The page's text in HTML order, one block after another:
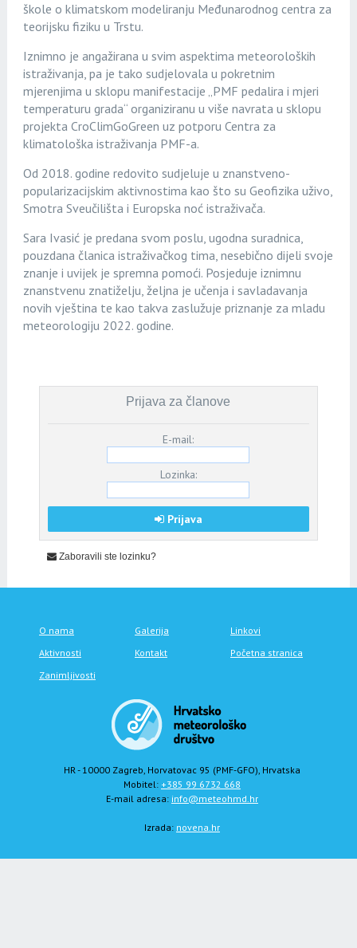
škole o klimatskom modeliranju Međunarodnog centra za
teorijsku fiziku u Trstu.
Iznimno je angažirana u svim aspektima meteoroloških
istraživanja, pa je tako sudjelovala u pokretnim
mjerenjima u sklopu manifestacije „PMF pedalira i mjeri
temperaturu grada“ organiziranu u više navrata u sklopu
projekta CroClimGoGreen uz potporu Centra za
klimatološka istraživanja PMF-a.
Od 2018. godine redovito sudjeluje u znanstveno-
popularizacijskim aktivnostima kao što su Geofizika uživo,
Smotra Sveučilišta i Europska noć istraživača.
Sara Ivasić je predana svom poslu, ugodna suradnica,
pouzdana članica istraživačkog tima, nesebično dijeli svoje
znanje i uvijek je spremna pomoći. Posjeduje iznimnu
znanstvenu znatiželju, željna je učenja i savladavanja
novih vještina te kao takva zaslužuje priznanje za mladu
meteorologiju 2022. godine.
Prijava za članove
E-mail:
Lozinka:
Prijava
Zaboravili ste lozinku?
O nama Galerija
Linkovi
Aktivnosti
Kontakt
Početna stranica
Zanimljivosti
HR - 10000 Zagreb, Horvatovac 95 (PMF-GFO), Hrvatska
Mobitel: +385 99 6732 668
E-mail adresa: info@meteohmd.hr
Izrada: novena.hr